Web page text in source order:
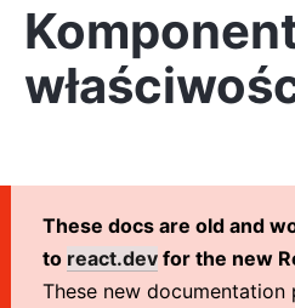
These docs are old and
to react.dev for the new
These new documentation
INSTALACJA
Podstawowe informacje
Kanały wydań
PODSTAWOWE